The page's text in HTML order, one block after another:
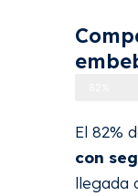
El 82%
con
llegada